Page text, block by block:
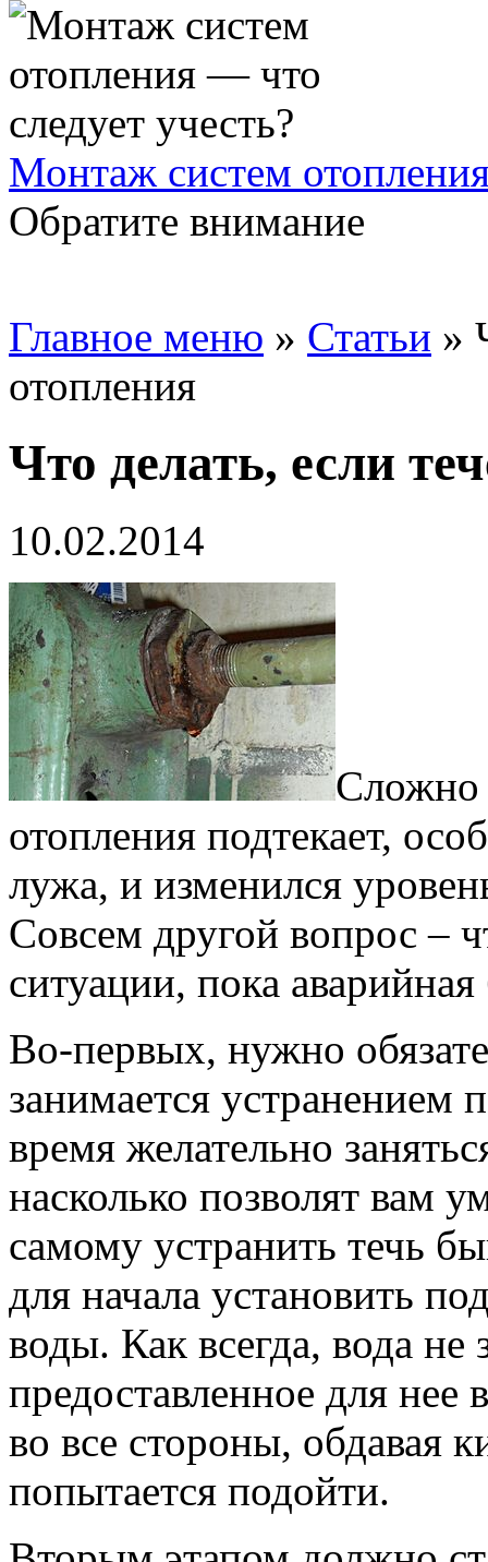
Монтаж систем
Обратите внимание
Главное меню » Статьи »
отопления
Что делать, если
10.02.2014
Сложно
отопления подтекает,
лужа, и изменился
Совсем другой вопрос –
ситуации, пока
Во-первых, нужно
занимается устранением
время желательно
насколько позволят вам
самому устранить течь
для начала установить
воды. Как всегда, вода не
предоставленное для нее
во все стороны, обдавая
попытается подойти.